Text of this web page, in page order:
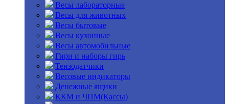
Весы лабораторные
Весы для животных
Весы бытовые
Весы кухонные
Весы автомобильные
Гири и наборы гирь
Тензодатчики
Весовые индикаторы
Денежные ящики
ККМ и ЧПМ(Кассы)